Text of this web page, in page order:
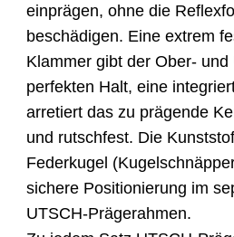
einprägen, ohne die
beschädigen. Eine extrem
Klammer gibt der Ober- und
perfekten Halt, eine
arretiert das zu prägende
und rutschfest. Die
Federkugel
sichere Positionierung im
UTSCH-Prägerahmen.